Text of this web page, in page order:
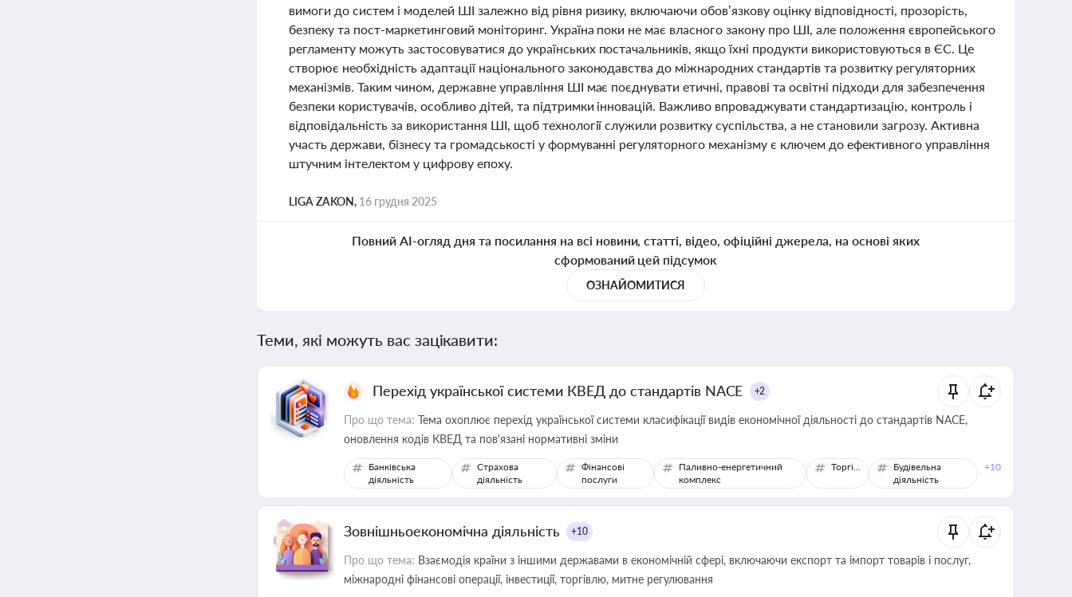
вимоги до систем і моделей ШІ залежно від рівня ризику, включаючи обов’язкову оцінку відповідності, прозорість,
безпеку та пост-маркетинговий моніторинг. Україна поки не має власного закону про ШІ, але положення європейського
регламенту можуть застосовуватися до українських постачальників, якщо їхні продукти використовуються в ЄС. Це
створює необхідність адаптації національного законодавства до міжнародних стандартів та розвитку регуляторних
механізмів. Таким чином, державне управління ШІ має поєднувати етичні, правові та освітні підходи для забезпечення
безпеки користувачів, особливо дітей, та підтримки інновацій. Важливо впроваджувати стандартизацію, контроль і
відповідальність за використання ШІ, щоб технології служили розвитку суспільства, а не становили загрозу. Активна
участь держави, бізнесу та громадськості у формуванні регуляторного механізму є ключем до ефективного управління
штучним інтелектом у цифрову епоху.
LIGA ZAKON, 16 грудня 2025
Повний AI-огляд дня та посилання на всі новини, статті, відео, офіційні джерела, на основі яких
сформований цей підсумок
ОЗНАЙОМИТИСЯ
Теми, які можуть вас зацікавити:
Перехід української системи КВЕД до стандартів NACE +2
Про що тема: Тема охоплює перехід української системи класифікації видів економічної діяльності до стандартів NACE,
оновлення кодів КВЕД та пов'язані нормативні зміни
Банківська
діяльність
Страхова
діяльність
Фінансові
послуги
Паливно-енергетичний
комплекс
Торгівля
Будівельна
діяльність
+10
Зовнішньоекономічна діяльність +10
Про що тема: Взаємодія країни з іншими державами в економічній сфері, включаючи експорт та імпорт товарів і послуг,
міжнародні фінансові операції, інвестиції, торгівлю, митне регулювання